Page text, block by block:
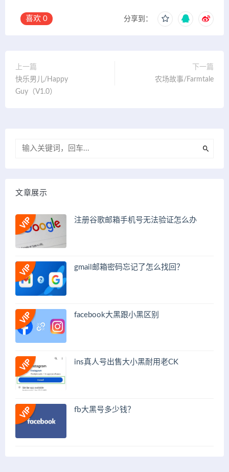
喜欢 0 分享到：
上一篇
快乐男儿/Happy
Guy（V1.0）
下一篇
农场故事/Farmtale
文章展示
注册谷歌邮箱手机号无法验证怎么办
gmail邮箱密码忘记了怎么找回？
facebook大黑跟小黑区别
ins真人号出售大小黑耐用老CK
fb大黑号多少钱？